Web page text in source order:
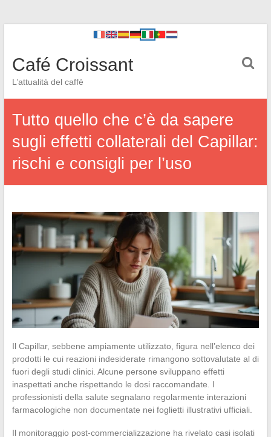
Café Croissant
L’attualità del caffè
Tutto quello che c’è da sapere
sugli effetti collaterali del Capillar:
rischi e consigli per l’uso
Il Capillar, sebbene ampiamente utilizzato, figura nell’elenco dei
prodotti le cui reazioni indesiderate rimangono sottovalutate al di
fuori degli studi clinici. Alcune persone sviluppano effetti
inaspettati anche rispettando le dosi raccomandate. I
professionisti della salute segnalano regolarmente interazioni
farmacologiche non documentate nei foglietti illustrativi ufficiali.
Il monitoraggio post-commercializzazione ha rivelato casi isolati